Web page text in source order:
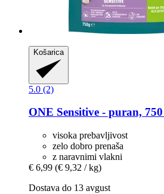
Košarica
5.0 (2)
ONE Sensitive -​ puran,
visoka prebavljivost
zelo dobro prenaša
z naravnimi vlakni
€ 6,99 (€ 9,32 / kg)
Dostava do 13 avgust